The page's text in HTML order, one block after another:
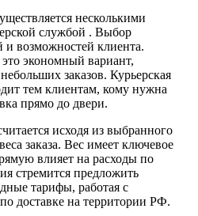
несколькими
службой . Выбор
и возможностей клиента.
экономный вариант,
заказов. Курьерская
тем клиентам, кому нужна
прямо до двери.
исходя из выбранного
заказа. Вес имеет ключевое
влияет на расходы по
стремится предложить
тарифы, работая с
доставке на территории РФ.